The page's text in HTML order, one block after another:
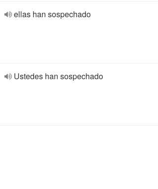
ellas han sospechado
Ustedes han sospechado